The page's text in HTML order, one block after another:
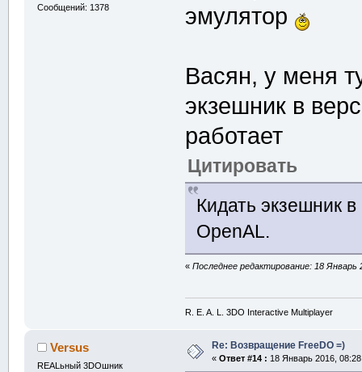
Сообщений: 1378
эмулятор
Васян, у меня
экзешник в
работает
Цитировать
Кидать экзешник
OpenAL.
«Последнее редактирование: 18 Январь
R. E. A. L. 3DO Interactive Multiplayer
Versus
REALьный 3DOшник
Re: Возвращение FreeDO =)
« Ответ #14 : 18 Январь 2016,